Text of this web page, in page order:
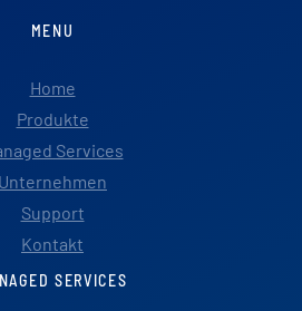
MENU
Home
Produkte
Services
Unternehmen
Support
Kontakt
SERVICES